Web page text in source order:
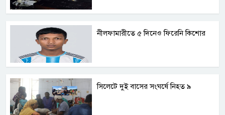
নীলফামারীতে ৫ দিনেও ফিরেনি কিশোর
সিলেটে দুই বাসের সংঘর্ষে নিহত ৯